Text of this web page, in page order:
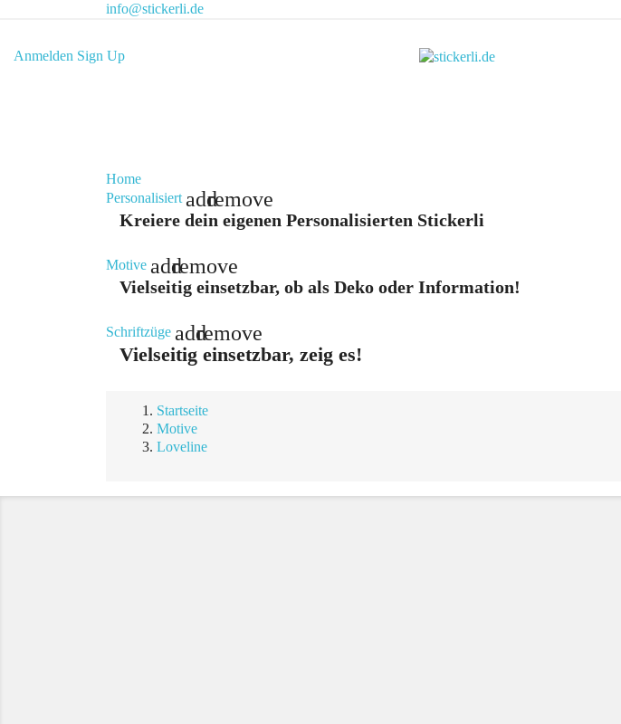
info@stickerli.de
Anmelden Sign Up
Home
Personalisiert addremove
Kreiere dein eigenen Personalisierten Stickerli
Motive addremove
Vielseitig einsetzbar, ob als Deko oder Information!
Schriftzüge addremove
Vielseitig einsetzbar, zeig es!
Startseite
Motive
Loveline